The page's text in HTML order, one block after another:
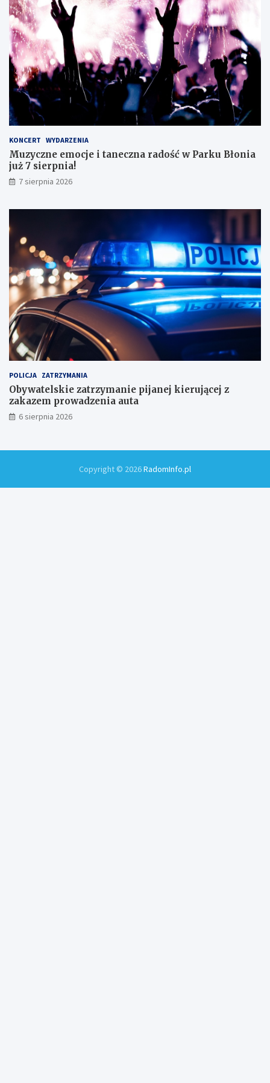
t
ę
z
d
o
s
k
o
n
a
ł
m
i
w
y
k
a
m
n
e
g
o
!
KONCERT WYDARZENIA
Muzyczne emocje i taneczna radość w Parku Błonia
już 7 sierpnia!
7 sierpnia 2026
POLICJA ZATRZYMANIA
Obywatelskie zatrzymanie pijanej kierującej z
zakazem prowadzenia auta
6 sierpnia 2026
Copyright © 2026RadomInfo.pl